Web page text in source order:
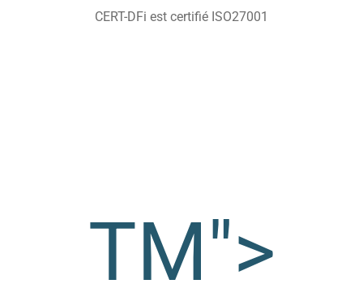
CERT-DFi est certifié ISO27001
TM">